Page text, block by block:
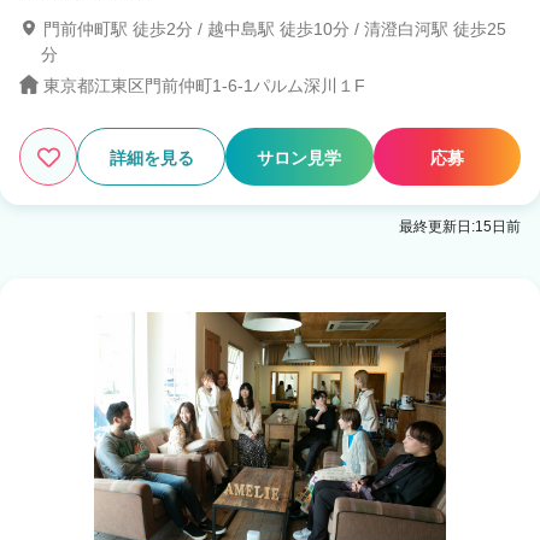
門前仲町駅 徒歩2分 / 越中島駅 徒歩10分 / 清澄白河駅 徒歩25
分
東京都江東区門前仲町1-6-1パルム深川１F
詳細を見る サロン見学 応募
最終更新日:15日前